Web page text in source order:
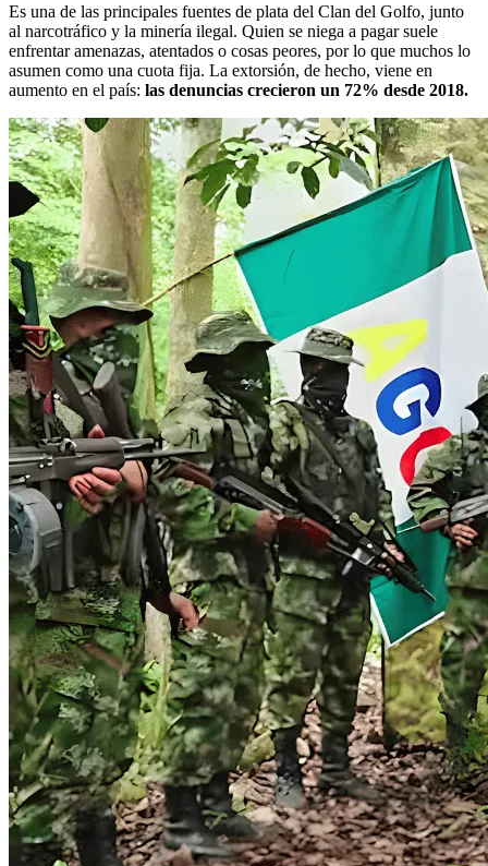
Es una de las principales fuentes de plata del Clan del Golfo, junto
al narcotráfico y la minería ilegal. Quien se niega a pagar suele
enfrentar amenazas, atentados o cosas peores, por lo que muchos lo
asumen como una cuota fija. La extorsión, de hecho, viene en
aumento en el país: las denuncias crecieron un 72% desde 2018.